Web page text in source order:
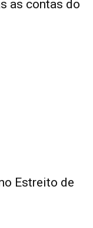
as contas do
Estreito de